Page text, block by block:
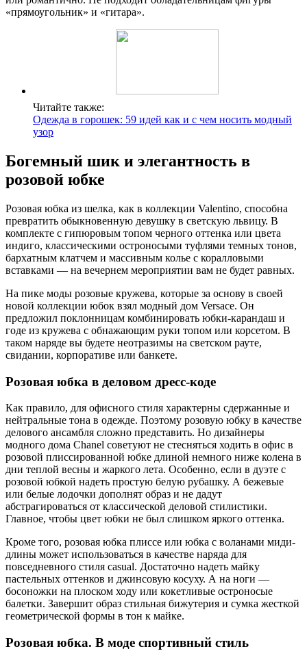
«прямоугольник» и «гитара».
Читайте также:
Одежда в горошек: 59 идей как и с чем носить модный
узор
Богемный шик и элегантность в
розовой юбке
Розовая юбка из шелка, как в коллекции Valentino, способна
превратить обыкновенную девушку в светскую львицу. В
комплекте с гипюровым топом черного оттенка или цвета
индиго, классическими остроносыми туфлями темных тонов,
бархатным клатчем и массивным колье с коралловыми
вставками — на вечернем мероприятии вам не будет равных.
На пике моды розовые кружева, которые за основу в своей
новой коллекции юбок взял модный дом Versace. Он
предложил поклонницам комбинировать юбки-карандаш и
годе из кружева с обнажающим руки топом или корсетом. В
таком наряде вы будете неотразимы на светском рауте,
свидании, корпоративе или банкете.
Розовая юбка в деловом дресс-коде
Как правило, для офисного стиля характерны сдержанные и
нейтральные тона в одежде. Поэтому розовую юбку в качестве
делового ансамбля сложно представить. Но дизайнеры
модного дома Chanel советуют не стесняться ходить в офис в
розовой плиссированной юбке длиной немного ниже колена в
дни теплой весны и жаркого лета. Особенно, если в дуэте с
розовой юбкой надеть простую белую рубашку. А бежевые
или белые лодочки дополнят образ и не дадут
абстрагироваться от классической деловой стилистики.
Главное, чтобы цвет юбки не был слишком яркого оттенка.
Кроме того, розовая юбка плиссе или юбка с воланами миди-
длины может использоваться в качестве наряда для
повседневного стиля casual. Достаточно надеть майку
пастельных оттенков и джинсовую косуху. А на ноги —
босоножки на плоском ходу или кокетливые остроносые
балетки. Завершит образ стильная бижутерия и сумка жесткой
геометрической формы в тон к майке.
Розовая юбка. В моде спортивный стиль